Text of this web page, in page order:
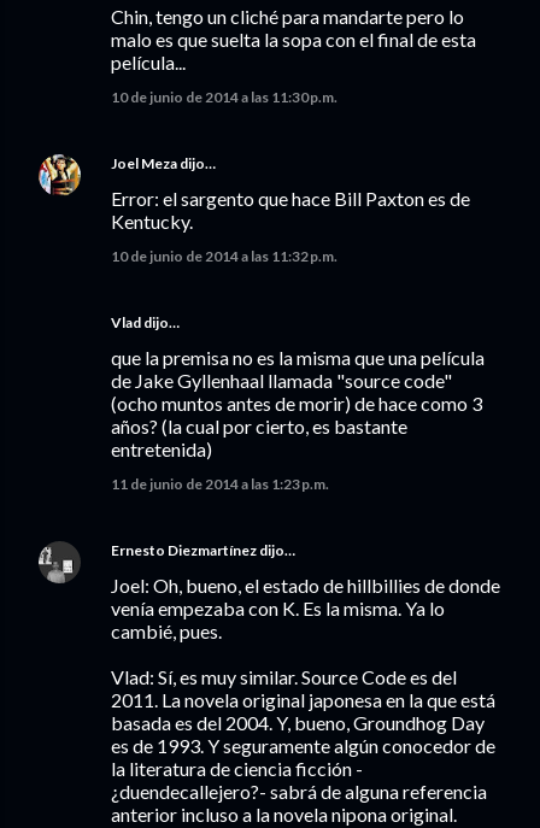
Chin, tengo un cliché para mandarte pero lo
malo es que suelta la sopa con el final de esta
película...
10 de junio de 2014 a las 11:30 p.m.
Joel Meza dijo…
Error: el sargento que hace Bill Paxton es de
Kentucky.
10 de junio de 2014 a las 11:32 p.m.
Vlad dijo…
que la premisa no es la misma que una película
de Jake Gyllenhaal llamada "source code"
(ocho muntos antes de morir) de hace como 3
años? (la cual por cierto, es bastante
entretenida)
11 de junio de 2014 a las 1:23 p.m.
Ernesto Diezmartínez dijo…
Joel: Oh, bueno, el estado de hillbillies de donde
venía empezaba con K. Es la misma. Ya lo
cambié, pues.
Vlad: Sí, es muy similar. Source Code es del
2011. La novela original japonesa en la que está
basada es del 2004. Y, bueno, Groundhog Day
es de 1993. Y seguramente algún conocedor de
la literatura de ciencia ficción -
¿duendecallejero?- sabrá de alguna referencia
anterior incluso a la novela nipona original.